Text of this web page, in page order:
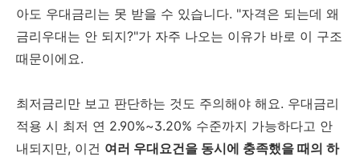
아도 우대금리는 못 받을 수 있습니다. "자격은 되는데 왜
금리우대는 안 되지?"가 자주 나오는 이유가 바로 이 구조
때문이에요.
최저금리만 보고 판단하는 것도 주의해야 해요. 우대금리
적용 시 최저 연 2.90%~3.20% 수준까지 가능하다고 안
내되지만, 이건 여러 우대요건을 동시에 충족했을 때의 하